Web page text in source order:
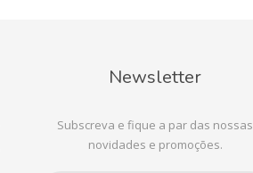
Newsletter
Subscreva e fique a par das nossas
novidades e promoções.